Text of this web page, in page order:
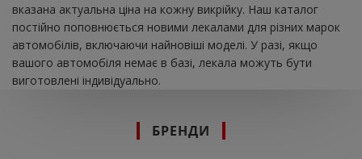
вказана актуальна ціна на кожну викрійку. Наш каталог
постійно поповнюється новими лекалами для різних марок
автомобілів, включаючи найновіші моделі. У разі, якщо
вашого автомобіля немає в базі, лекала можуть бути
виготовлені індивідуально.
БРЕНДИ